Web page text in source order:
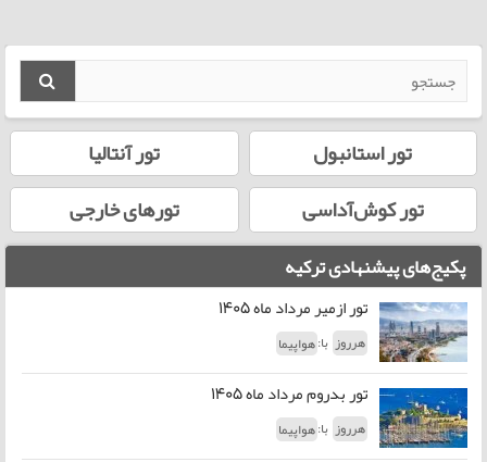
تور استانبول
تور آنتالیا
تور کوش‌آداسی
تورهای خارجی
پکیج‌های پیشنهادی ترکیه
تور ازمیر مرداد ماه 1405
هرروز با:هواپیما
تور بدروم مرداد ماه 1405
هرروز با:هواپیما